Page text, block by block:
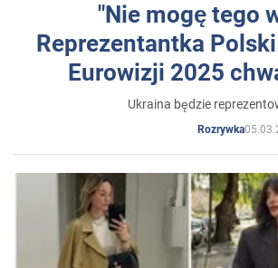
"Nie mogę tego
Reprezentantka
Eurowizji 2025
Ukraina będzie
Rozrywka